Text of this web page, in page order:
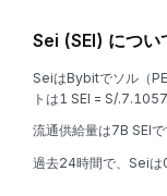
Sei (SEI) につい
SeiはBybitでソル（
トは1 SEI = S/
流通供給量は7B SEIで
過去24時間で、Seiは